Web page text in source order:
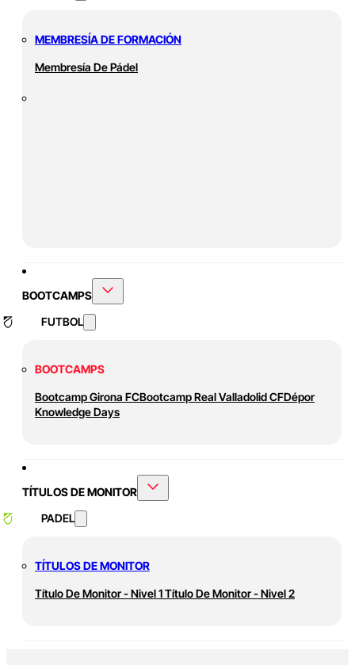
MEMBRESÍA DE FORMACIÓN
Membresía De Pádel
BOOTCAMPS
FUTBOL
BOOTCAMPS
Bootcamp Girona FCBootcamp Real Valladolid CFDépor
Knowledge Days
TÍTULOS DE MONITOR
PADEL
TÍTULOS DE MONITOR
Título De Monitor - Nivel 1Título De Monitor - Nivel 2